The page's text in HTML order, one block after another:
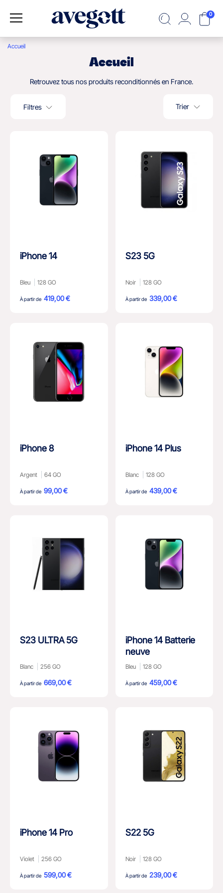
Accueil
Accueil
Retrouvez tous nos produits reconditionnés en France.
Filtres Trier
iPhone 14
Bleu 128 GO
À partir de 419,00 €
S23 5G
Noir 128 GO
À partir de 339,00 €
iPhone 8
Argent 64 GO
À partir de 99,00 €
iPhone 14 Plus
Blanc 128 GO
À partir de 439,00 €
S23 ULTRA 5G
Blanc 256 GO
À partir de 669,00 €
iPhone 14 Batterie
neuve
Bleu 128 GO
À partir de 459,00 €
iPhone 14 Pro
Violet 256 GO
À partir de 599,00 €
S22 5G
Noir 128 GO
À partir de 239,00 €
0